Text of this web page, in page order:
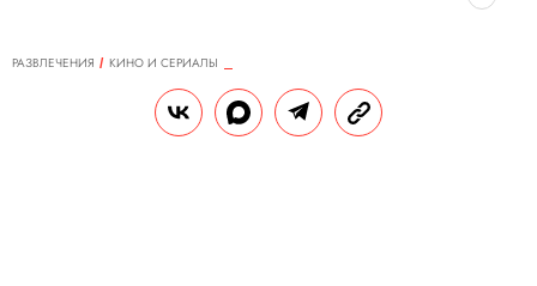
РАЗВЛЕЧЕНИЯ
КИНО И СЕРИАЛЫ
Женщины смотрят: что такое